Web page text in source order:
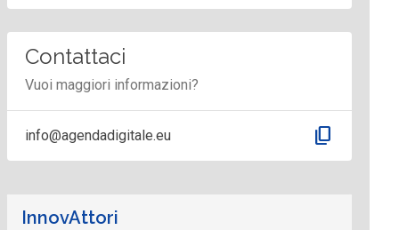
Contattaci
Vuoi maggiori informazioni?
info@agendadigitale.eu content_copy
InnovAttori